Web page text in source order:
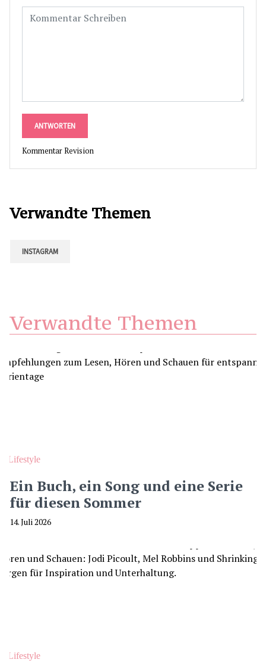
ANTWORTEN
Kommentar Revision
Verwandte Themen
INSTAGRAM
Verwandte Themen
Lifestyle
Ein Buch, ein Song und eine Serie
für diesen Sommer
14. Juli 2026
Lifestyle